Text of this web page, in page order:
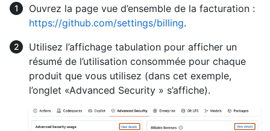
Ouvrez la page vue d’ensemble de la facturation :
https://github.com/settings/billing.
Utilisez l’affichage tabulation pour afficher un
résumé de l’utilisation consommée pour chaque
produit que vous utilisez (dans cet exemple,
l’onglet «Advanced Security » s’affiche).